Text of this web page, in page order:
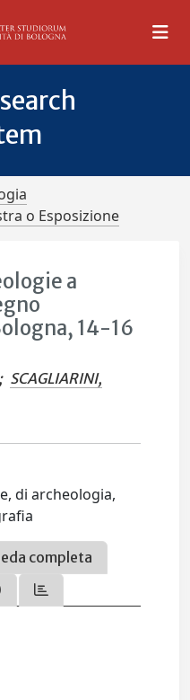
o Esposizione
a
14-16
; SCAGLIARINI,
di archeologia,
completa